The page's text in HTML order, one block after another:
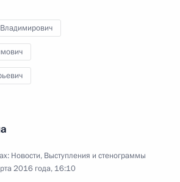
Новости, Выступления и стенограммы
2016 года, 16:10